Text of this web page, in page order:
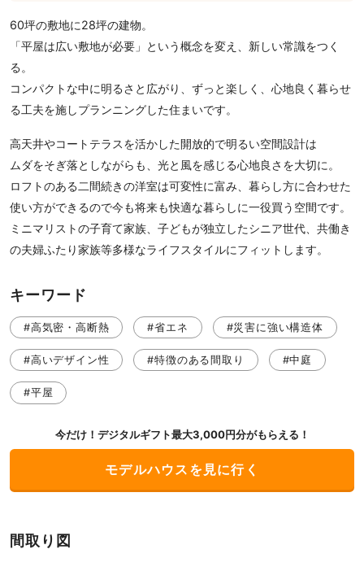
60坪の敷地に28坪の建物。
「平屋は広い敷地が必要」という概念を変え、新しい常識をつく
る。
コンパクトな中に明るさと広がり、ずっと楽しく、心地良く暮らせ
る工夫を施しプランニングした住まいです。
高天井やコートテラスを活かした開放的で明るい空間設計は
ムダをそぎ落としながらも、光と風を感じる心地良さを大切に。
ロフトのある二間続きの洋室は可変性に富み、暮らし方に合わせた
使い方ができるので今も将来も快適な暮らしに一役買う空間です。
ミニマリストの子育て家族、子どもが独立したシニア世代、共働き
の夫婦ふたり家族等多様なライフスタイルにフィットします。
キーワード
#高気密・高断熱 #省エネ #災害に強い構造体
#高いデザイン性 #特徴のある間取り #中庭
#平屋
今だけ！デジタルギフト最大3,000円分がもらえる！
モデルハウスを見に行く
間取り図